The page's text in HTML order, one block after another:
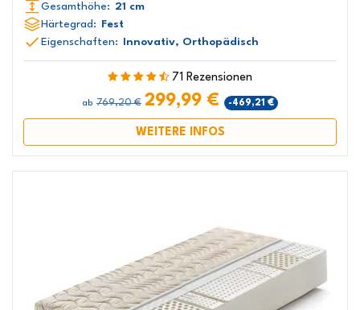
Gesamthöhe: 21 cm
Härtegrad:
Fest
Eigenschaften:
Innovativ, Orthopädisch
71 Rezensionen
ab 769,20 € 299,99 € -469,21 €
WEITERE INFOS